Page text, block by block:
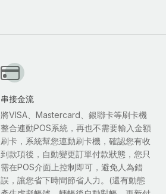
串接金流
將VISA、Mastercard、銀聯卡等刷卡機
整合連動POS系統，再也不需要輸入金額
刷卡，系統幫您連動刷卡機，確認您有收
到款項後，自動變更訂單付款狀態，您只
需在POS介面上控制即可，避免人為錯
誤，讓您省下時間節省人力。(還有動態